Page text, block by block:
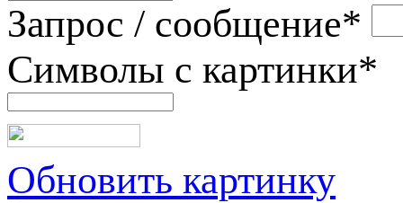
Запрос / сообщение*
Символы с картинки*
Обновить картинку